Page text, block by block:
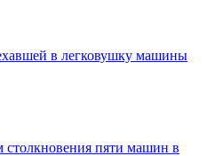
в легковушку машины
столкновения пяти машин в